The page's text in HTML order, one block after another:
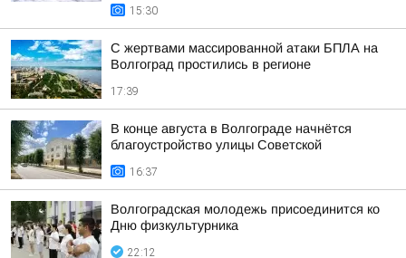
15:30
С жертвами массированной атаки БПЛА на
Волгоград простились в регионе
17:39
В конце августа в Волгограде начнётся
благоустройство улицы Советской
16:37
Волгоградская молодежь присоединится ко
Дню физкультурника
22:12